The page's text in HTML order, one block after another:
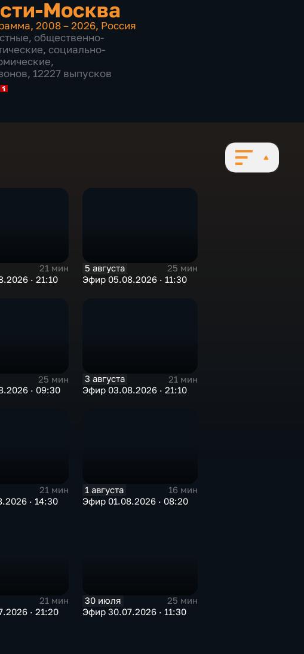
Москва
, 2008 – 2026, Россия
, общественно-
, социально-
,
12227 выпусков
21 мин
· 21:10
5 августа
25 мин
Эфир 05.08.2026 · 11:30
25 мин
· 09:30
3 августа
21 мин
Эфир 03.08.2026 · 21:10
21 мин
· 14:30
1 августа
16 мин
Эфир 01.08.2026 · 08:20
21 мин
· 21:20
30 июля
25 мин
Эфир 30.07.2026 · 11:30